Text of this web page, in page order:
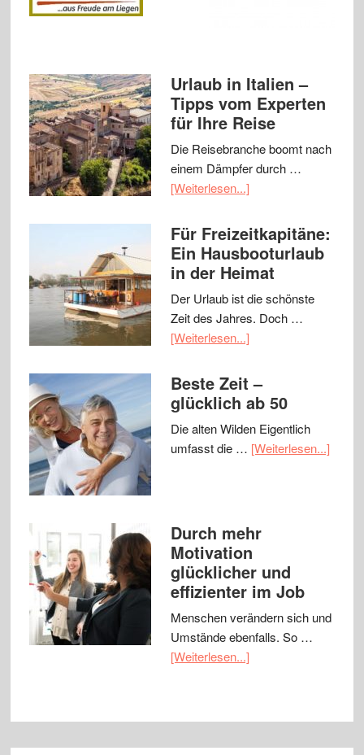
Urlaub in Italien –
Tipps vom Experten
für Ihre Reise
Die Reisebranche boomt nach
einem Dämpfer durch …
[Weiterlesen...]
Für Freizeitkapitäne:
Ein Hausbooturlaub
in der Heimat
Der Urlaub ist die schönste
Zeit des Jahres. Doch …
[Weiterlesen...]
Beste Zeit –
glücklich ab 50
Die alten Wilden Eigentlich
umfasst die … [Weiterlesen...]
Durch mehr
Motivation
glücklicher und
effizienter im Job
Menschen verändern sich und
Umstände ebenfalls. So …
[Weiterlesen...]